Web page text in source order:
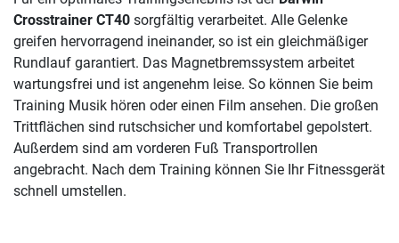
Crosstrainer CT40 sorgfältig verarbeitet. Alle Gelenke
greifen hervorragend ineinander, so ist ein gleichmäßiger
Rundlauf garantiert. Das Magnetbremssystem arbeitet
wartungsfrei und ist angenehm leise. So können Sie beim
Training Musik hören oder einen Film ansehen. Die großen
Trittflächen sind rutschsicher und komfortabel gepolstert.
Außerdem sind am vorderen Fuß Transportrollen
angebracht. Nach dem Training können Sie Ihr Fitnessgerät
schnell umstellen.